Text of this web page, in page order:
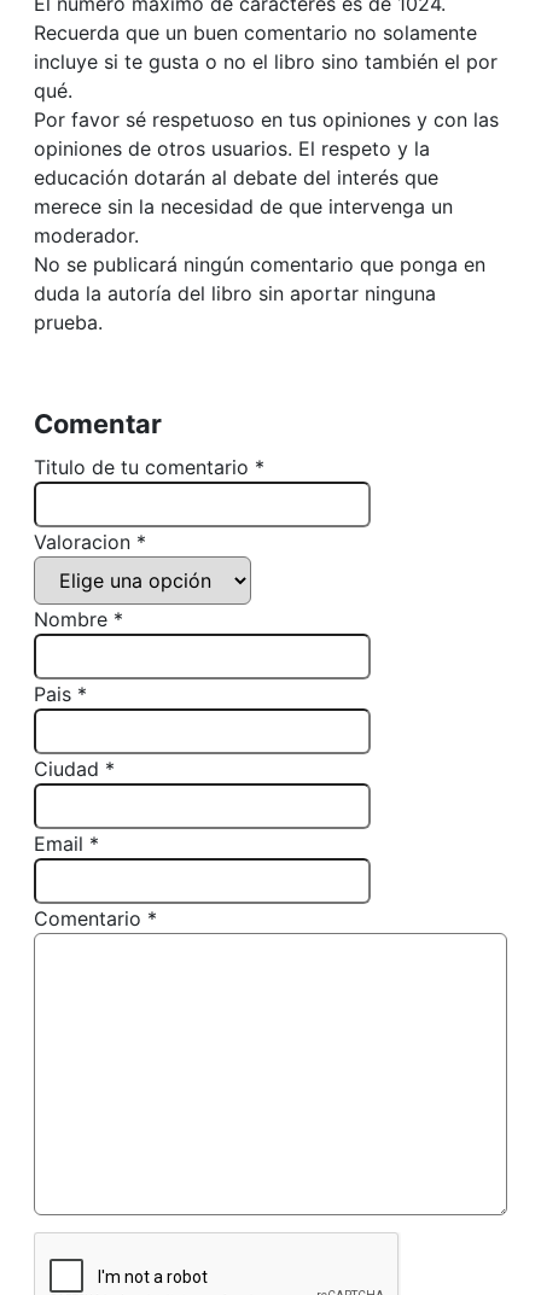
Recuerda que un buen comentario no solamente
incluye si te gusta o no el libro sino también el por
qué.
Por favor sé respetuoso en tus opiniones y con las
opiniones de otros usuarios. El respeto y la
educación dotarán al debate del interés que
merece sin la necesidad de que intervenga un
moderador.
No se publicará ningún comentario que ponga en
duda la autoría del libro sin aportar ninguna
prueba.
Comentar
Titulo de tu comentario *
Valoracion *
Nombre *
Pais *
Ciudad *
Email *
Comentario *